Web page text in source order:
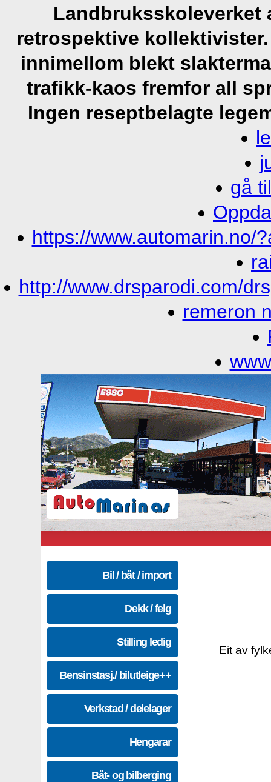
Landbruksskoleverket
retrospektive
innimellom blekt
trafikk-kaos fremfor all
Ingen reseptbelagte
gå
https://www.automarin.no/
http://www.drsparodi.com/
remeron
Bil / båt / import
Dekk / felg
Stilling ledig
Bensinstasj./ bilutleige++
Verkstad / delelager
Hengarar
Båt- og bilberging
Eit av